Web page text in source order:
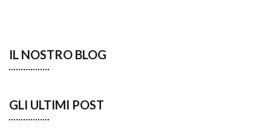
IL NOSTRO BLOG
GLI ULTIMI POST